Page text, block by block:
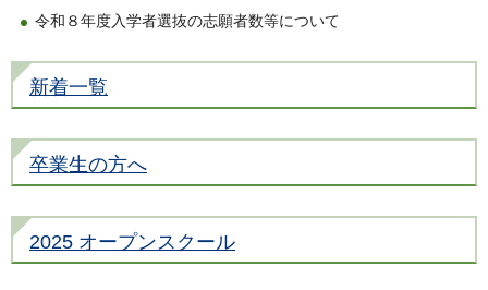
令和８年度入学者選抜の志願者数等について
新着一覧
卒業生の方へ
2025 オープンスクール